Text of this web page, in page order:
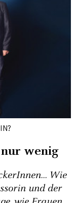
wenig
Wie
und der